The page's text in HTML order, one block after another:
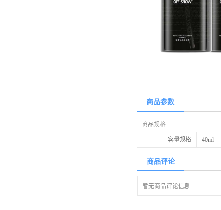
商品参数
商品规格
容量规格 40ml
商品评论
暂无商品评论信息